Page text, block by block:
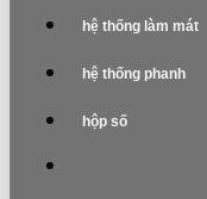
hệ thống làm mát
hệ thống phanh
hộp số